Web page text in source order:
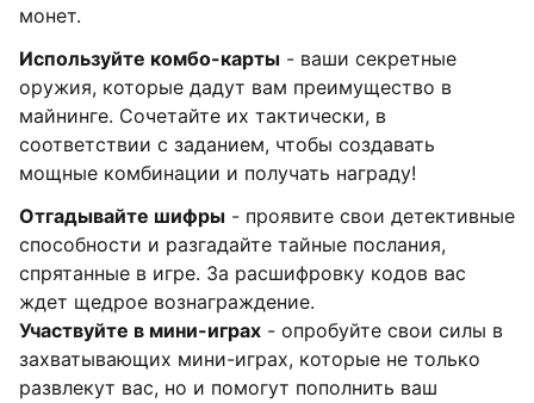
монет.
Используйте комбо-карты - ваши секретные
оружия, которые дадут вам преимущество в
майнинге. Сочетайте их тактически, в
соответствии с заданием, чтобы создавать
мощные комбинации и получать награду!
Отгадывайте шифры - проявите свои детективные
способности и разгадайте тайные послания,
спрятанные в игре. За расшифровку кодов вас
ждет щедрое вознаграждение.
Участвуйте в мини-играх - опробуйте свои силы в
захватывающих мини-играх, которые не только
развлекут вас, но и помогут пополнить ваш